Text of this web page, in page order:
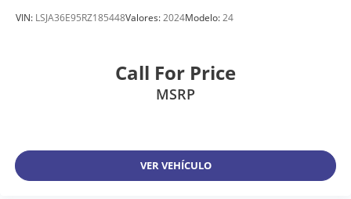
VIN: LSJA36E95RZ185448Valores:2024Modelo:24
Call For Price
MSRP
VER VEHÍCULO